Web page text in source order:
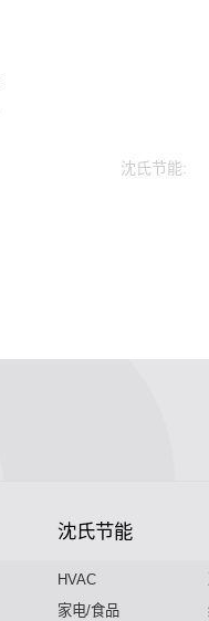
沈氏节能:
沈氏节能
HVAC
家电/食品